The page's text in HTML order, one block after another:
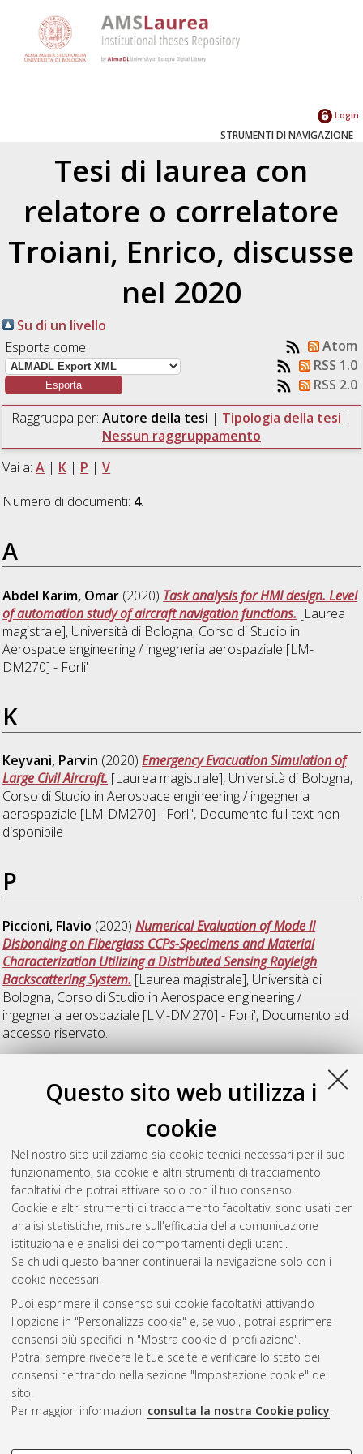
Questo sito web utilizza i
cookie
Nel nostro sito utilizziamo sia cookie tecnici necessari per il suo
funzionamento, sia cookie e altri strumenti di tracciamento
facoltativi che potrai attivare solo con il tuo consenso.
Cookie e altri strumenti di tracciamento facoltativi sono usati per
analisi statistiche, misure sull'efficacia della comunicazione
istituzionale e analisi dei comportamenti degli utenti.
Se chiudi questo banner continuerai la navigazione solo con i
cookie necessari.
Puoi esprimere il consenso sui cookie facoltativi attivando
l'opzione in "Personalizza cookie" e, se vuoi, potrai esprimere
consensi più specifici in "Mostra cookie di profilazione".
Potrai sempre rivedere le tue scelte e verificare lo stato dei
consensi rientrando nella sezione "Impostazione cookie" del
sito.
Per maggiori informazioni consulta la nostra Cookie policy.
Login
STRUMENTI DI NAVIGAZIONE
Tesi di laurea con
relatore o correlatore
Troiani, Enrico, discusse
nel 2020
Su di un livello
Esporta come
Atom
RSS 1.0
RSS 2.0
Raggruppa per: Autore della tesi | Tipologia della tesi |
Nessun raggruppamento
Vai a:A | K | P |V
Numero di documenti: 4.
A
Abdel Karim, Omar (2020) Task analysis for HMI design. Level
of automation study of aircraft navigation functions. [Laurea
magistrale], Università di Bologna, Corso di Studio in
Aerospace engineering / ingegneria aerospaziale [LM-
DM270] - Forli'
K
Keyvani, Parvin (2020)Emergency Evacuation Simulation of
Large Civil Aircraft. [Laurea magistrale], Università di Bologna,
Corso di Studio inAerospace engineering / ingegneria
aerospaziale [LM-DM270] - Forli', Documento full-text non
disponibile
P
Piccioni, Flavio (2020)Numerical Evaluation of Mode II
Disbonding on Fiberglass CCPs-Specimens and Material
Characterization Utilizing a Distributed Sensing Rayleigh
Backscattering System. [Laurea magistrale], Università di
Bologna, Corso di Studio inAerospace engineering /
ingegneria aerospaziale [LM-DM270] - Forli', Documento ad
accesso riservato.
(2020)Experimental Broadband Signal
Università di Bologna, Corso di Studio inAerospace
engineering / ingegneria aerospaziale [LM-DM270] - Forli'
Documento ad accesso riservato.
Questa lista e' stata generata ilThu Aug 6 08:45:04 2026
CEST
Atom
Rss 1.0
Rss 2.0
AMS Laurea